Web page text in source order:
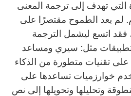
تهدف إلى ترجمة المعنى
لم يعد الطموح مقتصرًا على
اتسع ليشمل الترجمة
مثل: سيري ومساعد
تقنيات متطورة من الذكاء
خوارزميات تساعدها على
وتحليلها وتحويلها إلى نص